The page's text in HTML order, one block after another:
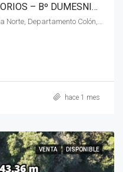
ALQUILO DÚPLEX 2 DORMITORIOS – Bº DUMESNIL – La Calera.
hace 1 mes
VENTA DISPONIBLE